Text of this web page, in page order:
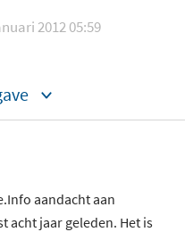
2012 05:59
aandacht aan
acht jaar geleden. Het is